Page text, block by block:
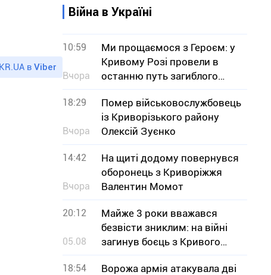
в Viber
Війна в Україні
10:59
Вчора
Ми прощаємося з Героєм: у
Кривому Розі провели в
останню путь загиблого
військового Юрія Тісьменка
18:29
Вчора
Помер військовослужбовець
із Криворізького району
Олексій Зуєнко
14:42
Вчора
На щиті додому повернувся
оборонець з Криворіжжя
Валентин Момот
20:12
05.08
Майже 3 роки вважався
безвісти зниклим: на війні
загинув боєць з Кривого
Рогу В`ячеслав Чучмай
18:54
Ворожа армія атакувала дві